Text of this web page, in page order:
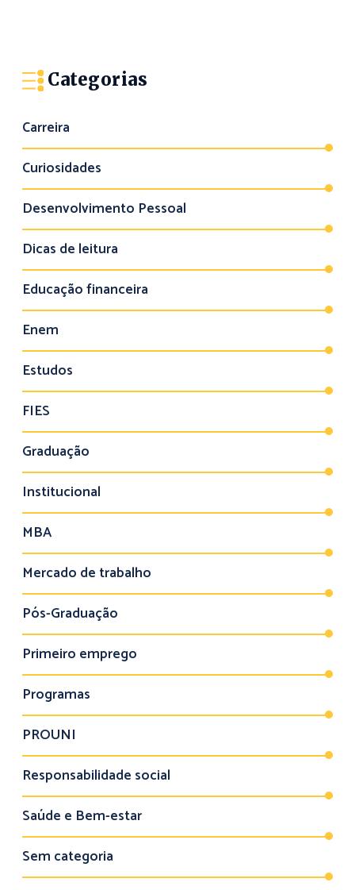
Categorias
Carreira
Curiosidades
Desenvolvimento Pessoal
Dicas de leitura
Educação financeira
Enem
Estudos
FIES
Graduação
Institucional
MBA
Mercado de trabalho
Pós-Graduação
Primeiro emprego
Programas
PROUNI
Responsabilidade social
Saúde e Bem-estar
Sem categoria